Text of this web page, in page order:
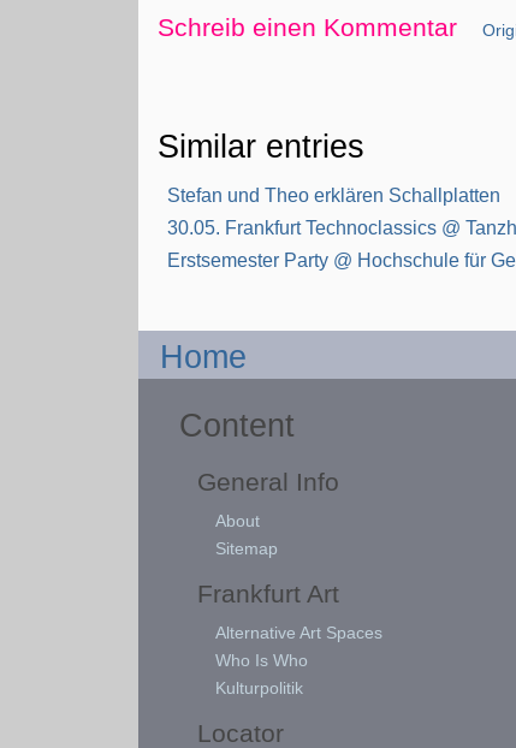
Schreib einen Kommentar
Similar entries
Stefan und Theo erklären Schallplatten
30.05. Frankfurt Technoclassics @
Erstsemester Party @ Hochschule für
Home
Content
General Info
About
Sitemap
Frankfurt Art
Alternative Art Spaces
Who Is Who
Kulturpolitik
Locator